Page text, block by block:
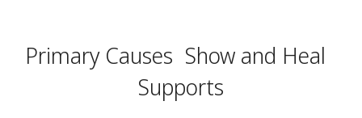
Primary Causes Show and Heal
Supports